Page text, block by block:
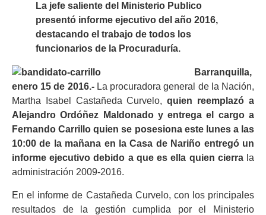
La jefe saliente del Ministerio Publico
presentó informe ejecutivo del año 2016,
destacando el trabajo de todos los
funcionarios de la Procuraduría.
Barranquilla,
enero 15 de 2016.-La procuradora general de la Nación,
Martha Isabel Castañeda Curvelo,quien reemplazó a
Alejandro Ordóñez Maldonado y entrega el cargo a
Fernando Carrillo quien se posesiona este lunes a las
10:00 de la mañana en la Casa de Nariño entregó un
informe ejecutivo debido a que es ella quien cierrala
administración 2009-2016.
En el informe de Castañeda Curvelo, con los principales
resultados de la gestión cumplida por el Ministerio